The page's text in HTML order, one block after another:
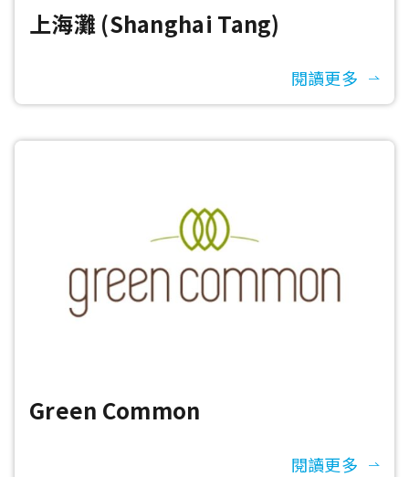
上海灘 (Shanghai Tang)
閱讀更多
Green Common
閱讀更多